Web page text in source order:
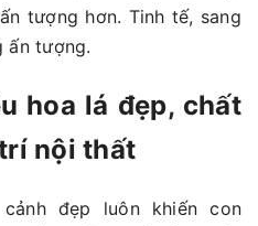
tượng hơn. Tinh tế, sang
ấn tượng.
hoa lá đẹp, chất
nội thất
đẹp luôn khiến con